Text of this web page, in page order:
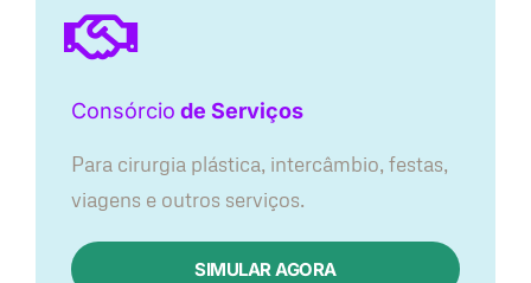
Consórcio de Serviços
Para cirurgia plástica, intercâmbio, festas,
viagens e outros serviços.
SIMULAR AGORA